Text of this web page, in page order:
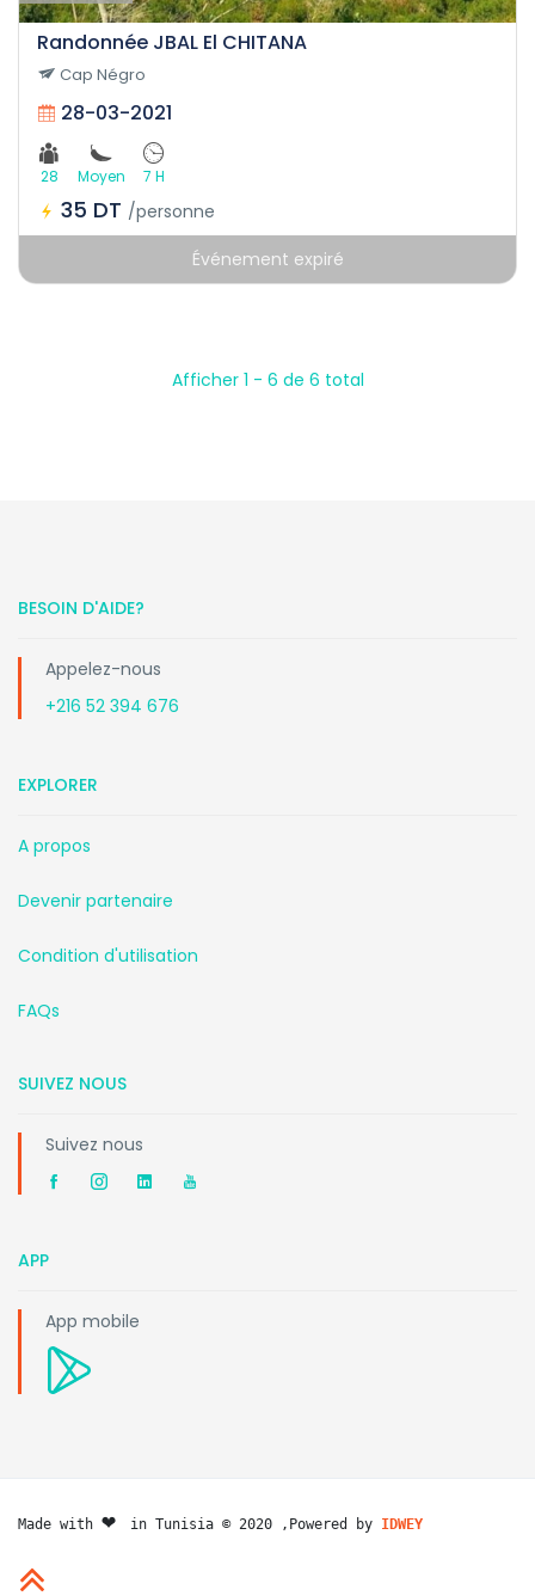
Randonnée JBAL El CHITANA
Cap Négro
28-03-2021
28 Moyen 7 H
35 DT /personne
Événement expiré
Afficher 1 - 6 de 6 total
BESOIN D'AIDE?
Appelez-nous
+216 52 394 676
EXPLORER
A propos
Devenir partenaire
Condition d'utilisation
FAQs
SUIVEZ NOUS
Suivez nous
APP
App mobile
Made with ❤️ in Tunisia © 2020 ,Powered by IDWEY